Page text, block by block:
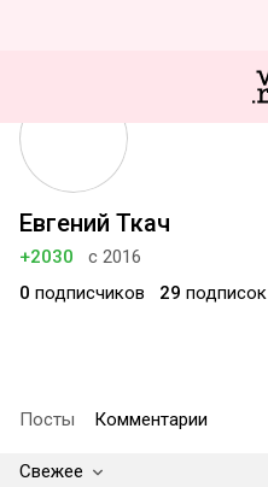
Евгений Ткач
+2030
с 2016
0 подписчиков 29 подписок
Посты Комментарии
Свежее